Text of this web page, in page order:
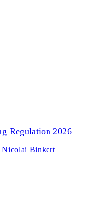
Regulation 2026
Nicolai Binkert